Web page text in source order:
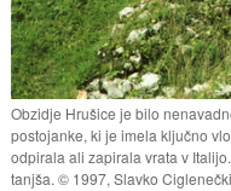
Obzidje Hrušice je bilo
postojanke, ki je imela ključno
odpirala ali zapirala vrata v
tanjša. © 1997, Slavko